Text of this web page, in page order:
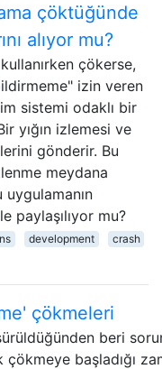
çöktüğünde
alıyor mu?
çökerse,
izin veren
sistemi odaklı bir
yığın izlemesi ve
gönderir. Bu
meydana
paylaşılıyor mu?
development crash
çökmeleri
beri
başladığı